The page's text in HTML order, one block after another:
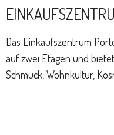
Das Einkaufszentrum
auf zwei Etagen und
Schmuck, Wohnkultur,